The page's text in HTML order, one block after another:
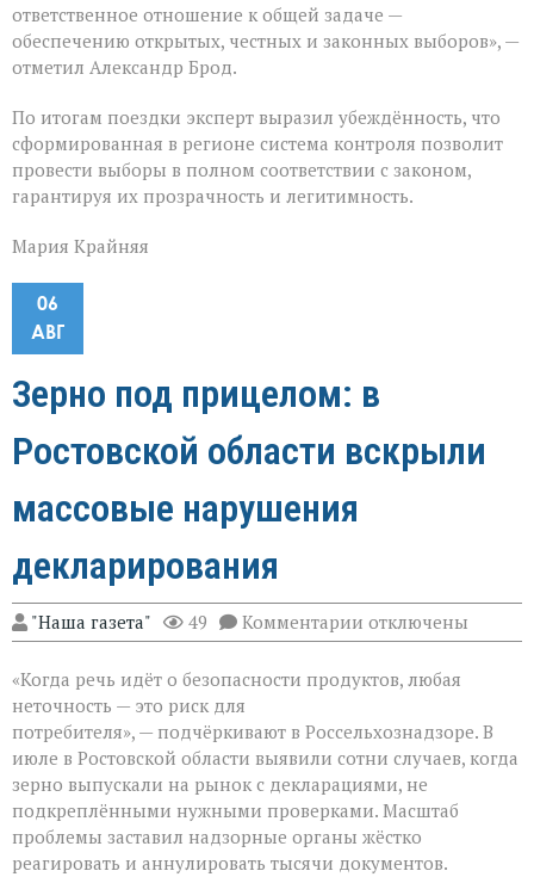
ответственное отношение к общей задаче —
обеспечению открытых, честных и законных выборов», —
отметил Александр Брод.
По итогам поездки эксперт выразил убеждённость, что
сформированная в регионе система контроля позволит
провести выборы в полном соответствии с законом,
гарантируя их прозрачность и легитимность.
Мария Крайняя
06
АВГ
Зерно под прицелом: в
Ростовской области вскрыли
массовые нарушения
декларирования
"Наша газета" 49 Комментарии к
записи
под
Ростовской
области
вскрыли
массовые
нарушения
декларирования
отключены
«Когда речь идёт о безопасности продуктов, любая
неточность — это риск для
потребителя», — подчёркивают в Россельхознадзоре. В
июле в Ростовской области выявили сотни случаев, когда
зерно выпускали на рынок с декларациями, не
подкреплёнными нужными проверками. Масштаб
проблемы заставил надзорные органы жёстко
реагировать и аннулировать тысячи документов.